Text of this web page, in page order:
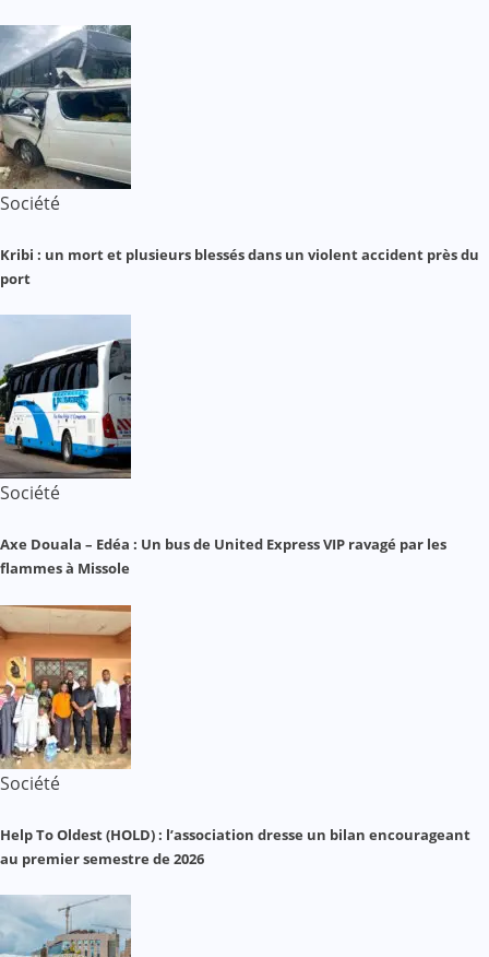
Société
Kribi : un mort et plusieurs blessés dans un violent accident près du
port
Société
Axe Douala – Edéa : Un bus de United Express VIP ravagé par les
flammes à Missole
Société
Help To Oldest (HOLD) : l’association dresse un bilan encourageant
au premier semestre de 2026